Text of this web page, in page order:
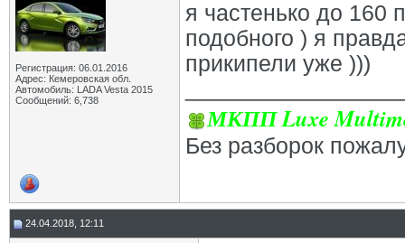
Регистрация: 06.01.2016
Адрес: Кемеровская обл.
Автомобиль: LADA Vesta 2015
Сообщений: 6,738
я частенько до 160
подобного ) я
прикипели уже )))
МКПП Luxe
Без разборок
24.04.2018, 12:11